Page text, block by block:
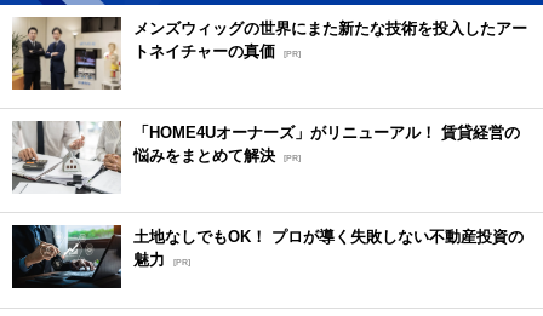
メンズウィッグの世界にまた新たな技術を投入したアー
トネイチャーの真価 [PR]
「HOME4Uオーナーズ」がリニューアル！ 賃貸経営の
悩みをまとめて解決 [PR]
土地なしでもOK！ プロが導く失敗しない不動産投資の
魅力
[PR]